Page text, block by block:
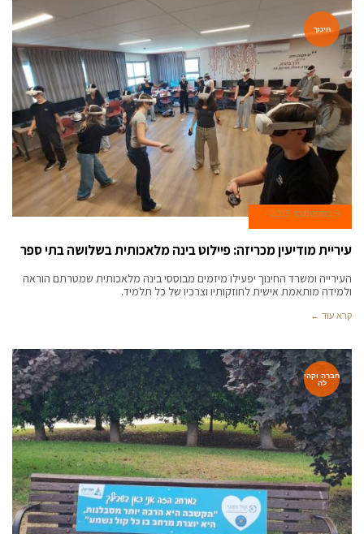
חינוך
9 בספטמבר 2025
עיריית מודיעין מכריזה: פיילוט בינה מלאכותית בשלושה בתי ספר
העירייה ומשרד החינוך יפעילו מיזמים מבוססי בינה מלאכותית שמטרתם הוראה
ולמידה מותאמת אישית לחוזקותיו וצרכיו של כל תלמיד.
קרא עוד ←
חברה וקהי
לה